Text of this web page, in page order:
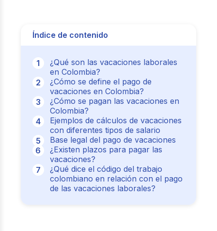
Índice de contenido
¿Qué son las vacaciones laborales
en Colombia?
¿Cómo se define el pago de
vacaciones en Colombia?
¿Cómo se pagan las vacaciones en
Colombia?
Ejemplos de cálculos de vacaciones
con diferentes tipos de salario
Base legal del pago de vacaciones
¿Existen plazos para pagar las
vacaciones?
¿Qué dice el código del trabajo
colombiano en relación con el pago
de las vacaciones laborales?